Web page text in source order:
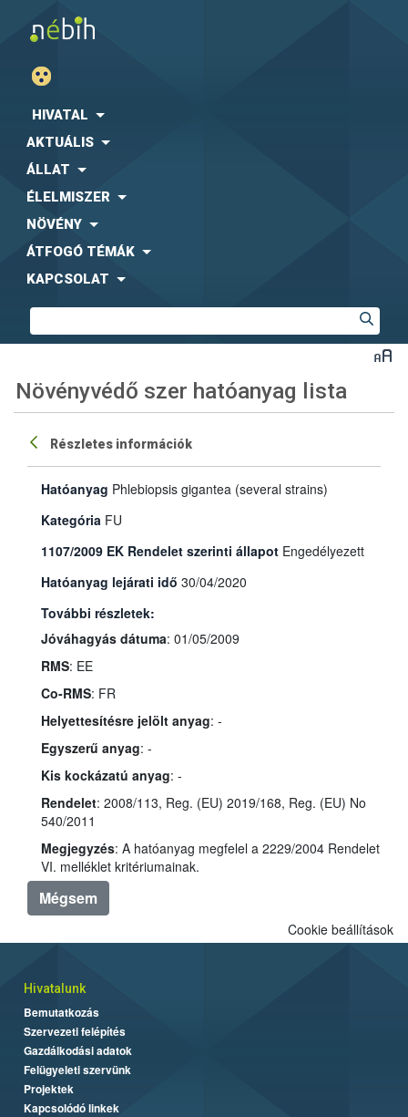
HIVATAL
AKTUÁLIS
ÁLLAT
ÉLELMISZER
NÖVÉNY
ÁTFOGÓ TÉMÁK
KAPCSOLAT
Növényvédő szer hatóanyag lista
Részletes információk
Hatóanyag Phlebiopsis gigantea (several strains)
Kategória FU
1107/2009 EK Rendelet szerinti állapot Engedélyezett
Hatóanyag lejárati idő 30/04/2020
További részletek:
Jóváhagyás dátuma: 01/05/2009
RMS: EE
Co-RMS: FR
Helyettesítésre jelölt anyag: -
Egyszerű anyag: -
Kis kockázatú anyag: -
Rendelet: 2008/113, Reg. (EU) 2019/168, Reg. (EU) No
540/2011
Megjegyzés: A hatóanyag megfelel a 2229/2004 Rendelet
VI. melléklet kritériumainak.
Mégsem
Cookie beállítások
Hivatalunk
Bemutatkozás
Szervezeti felépítés
Gazdálkodási adatok
Felügyeleti szervünk
Projektek
Kapcsolódó linkek